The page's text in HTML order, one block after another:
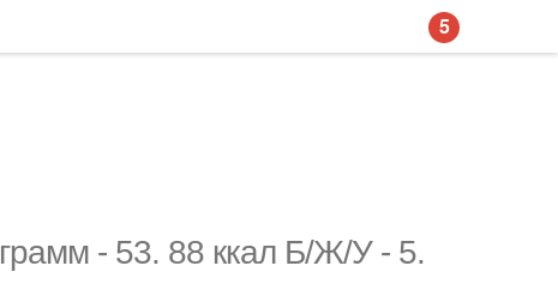
- 53. 88 ккал Б/Ж/У - 5.
5